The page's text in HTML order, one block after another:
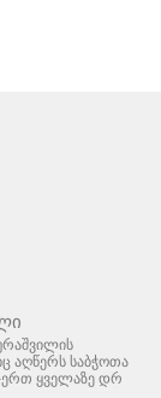
აღწერს საბჭოთა
ყველაზე დრ